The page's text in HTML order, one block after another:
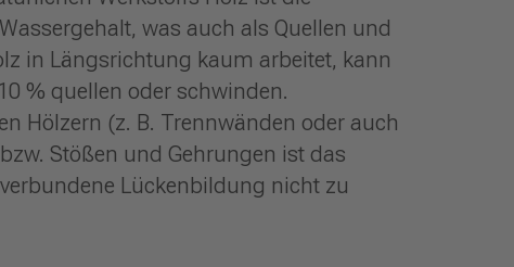
was auch als Quellen und
in Längsrichtung kaum arbeitet, kann
% quellen oder schwinden.
Hölzern (z. B. Trennwänden oder auch
Stößen und Gehrungen ist das
Lückenbildung nicht zu